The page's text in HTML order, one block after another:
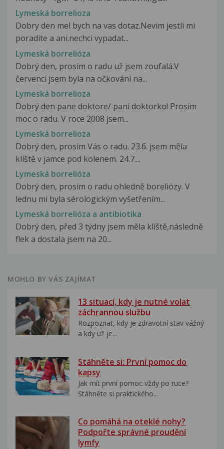
Lymeská borrelioza
Dobry den mel bych na vas dotaz.Nevim jestli mi
poradite a ani.nechci vypadat...
Lymeská borrelióza
Dobrý den, prosím o radu už jsem zoufalá.V
červenci jsem byla na očkování na...
Lymeská borrelioza
Dobrý den pane doktore/ paní doktorko! Prosím
moc o radu. V roce 2008 jsem...
Lymeská borrelioza
Dobrý den, prosím Vás o radu. 23.6. jsem měla
klíště v jamce pod kolenem. 24.7....
Lymeská borrelióza
Dobrý den, prosím o radu ohledně boreliózy. V
lednu mi byla sérologickým vyšetřením...
Lymeská borrelióza a antibiotika
Dobrý den, před 3 týdny jsem měla klíště,následně
flek a dostala jsem na 20...
MOHLO BY VÁS ZAJÍMAT
13 situací, kdy je nutné volat
záchrannou službu
Rozpoznat, kdy je zdravotní stav vážný
a kdy už je...
Stáhněte si: První pomoc do
kapsy
Jak mít první pomoc vždy po ruce?
Stáhněte si praktického...
Co pomáhá na oteklé nohy?
Podpořte správné proudění
lymfy